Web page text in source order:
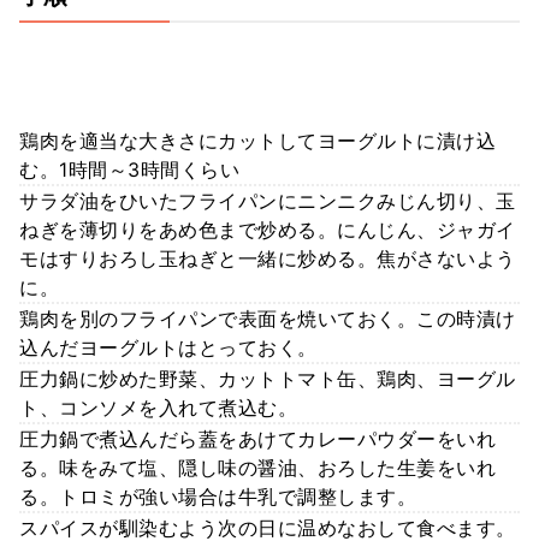
鶏肉を適当な大きさにカットしてヨーグルトに漬け込
む。1時間～3時間くらい
サラダ油をひいたフライパンにニンニクみじん切り、玉
ねぎを薄切りをあめ色まで炒める。にんじん、ジャガイ
モはすりおろし玉ねぎと一緒に炒める。焦がさないよう
に。
鶏肉を別のフライパンで表面を焼いておく。この時漬け
込んだヨーグルトはとっておく。
圧力鍋に炒めた野菜、カットトマト缶、鶏肉、ヨーグル
ト、コンソメを入れて煮込む。
圧力鍋で煮込んだら蓋をあけてカレーパウダーをいれ
る。味をみて塩、隠し味の醤油、おろした生姜をいれ
る。トロミが強い場合は牛乳で調整します。
スパイスが馴染むよう次の日に温めなおして食べます。